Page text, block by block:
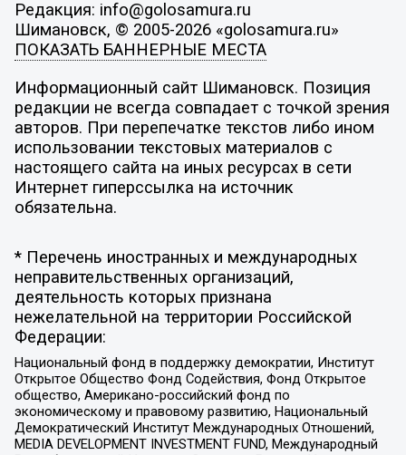
Редакция: info@golosamura.ru
Шимановск, © 2005-2026 «golosamura.ru»
ПОКАЗАТЬ БАННЕРНЫЕ МЕСТА
Информационный сайт Шимановск. Позиция
редакции не всегда совпадает с точкой зрения
авторов. При перепечатке текстов либо ином
использовании текстовых материалов с
настоящего сайта на иных ресурсах в сети
Интернет гиперссылка на источник
обязательна.
* Перечень иностранных и международных
неправительственных организаций,
деятельность которых признана
нежелательной на территории Российской
Федерации:
Национальный фонд в поддержку демократии, Институт
Открытое Общество Фонд Содействия, Фонд Открытое
общество, Американо-российский фонд по
экономическому и правовому развитию, Национальный
Демократический Институт Международных Отношений,
MEDIA DEVELOPMENT INVESTMENT FUND, Международный